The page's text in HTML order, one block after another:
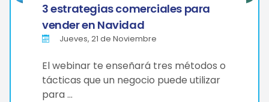
3 estrategias comerciales para
vender en Navidad
Jueves, 21 de Noviembre
El webinar te enseñará tres métodos o
tácticas que un negocio puede utilizar
para …